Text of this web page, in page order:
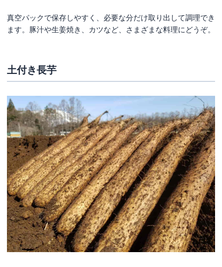
真空パックで保存しやすく、必要な分だけ取り出して調理でき
ます。豚汁や生姜焼き、カツなど、さまざまな料理にどうぞ。
土付き長芋